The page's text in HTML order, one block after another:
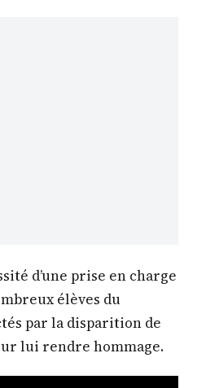
d’une prise en charge
élèves du
par la disparition de
lui rendre hommage.